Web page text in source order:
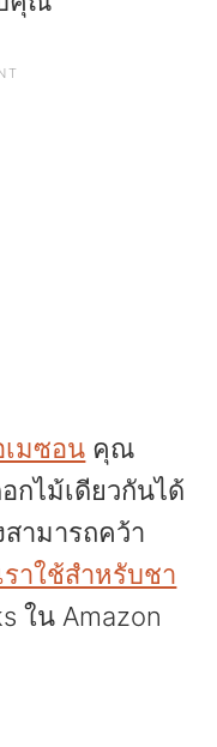
เมซอน คุณ
กไม้เดียวกันได้
ามารถคว้า
าใช้สําหรับชา
ใน Amazon